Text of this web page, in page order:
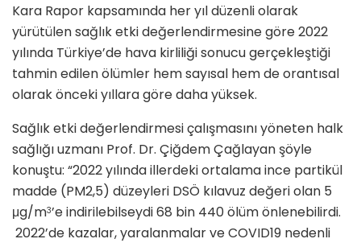
Kara Rapor kapsamında her yıl düzenli olarak
yürütülen sağlık etki değerlendirmesine göre 2022
yılında Türkiye’de hava kirliliği sonucu gerçekleştiği
tahmin edilen ölümler hem sayısal hem de orantısal
olarak önceki yıllara göre daha yüksek.
Sağlık etki değerlendirmesi çalışmasını yöneten halk
sağlığı uzmanı Prof. Dr. Çiğdem Çağlayan şöyle
konuştu: “2022 yılında illerdeki ortalama ince partikül
madde (PM2,5) düzeyleri DSÖ kılavuz değeri olan 5
μg/m3’e indirilebilseydi 68 bin 440 ölüm önlenebilirdi.
2022’de kazalar, yaralanmalar ve COVID19 nedenli